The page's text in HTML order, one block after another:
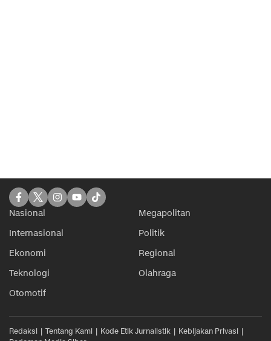
Nasional
Megapolitan
Internasional
Politik
Ekonomi
Regional
Teknologi
Olahraga
Otomotif
Redaksi Tentang Kami Kode Etik Jurnalistik
Kebijakan Privasi